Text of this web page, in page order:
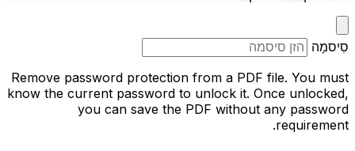
סִיסמָה
Remove password protection from a PDF file. You must
know the current password to unlock it. Once unlocked,
you can save the PDF without any password
requirement.